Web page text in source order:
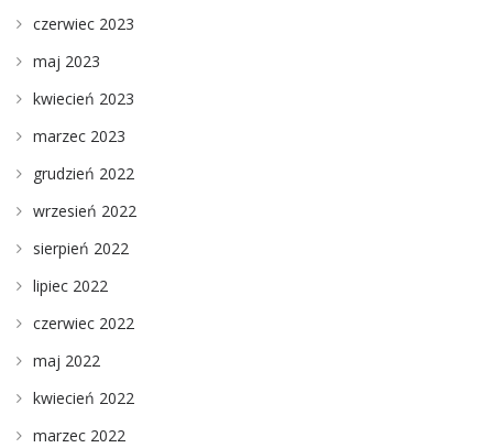
czerwiec 2023
maj 2023
kwiecień 2023
marzec 2023
grudzień 2022
wrzesień 2022
sierpień 2022
lipiec 2022
czerwiec 2022
maj 2022
kwiecień 2022
marzec 2022